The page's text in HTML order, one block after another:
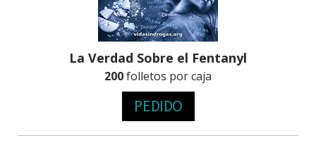
La Verdad Sobre el Fentanyl
200folletos por caja
PEDIDO